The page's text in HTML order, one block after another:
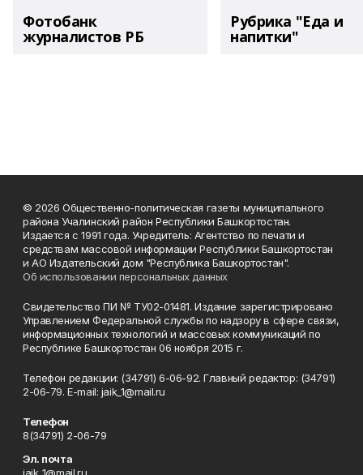
Фотобанк
журналистов РБ
Рубрика "Еда и
напитки"
© 2026 Общественно-политическая газеты муниципального
района Учалинский район Республики Башкортостан.
Издается с 1991 года. Учредитель: Агентство по печати и
средствам массовой информации Республики Башкортостан
и АО Издательский дом "Республика Башкортостан".
Об использовании персональных данных
Свидетельство ПИ № ТУ02-01481. Издание зарегистрировано
Управлением Федеральной службы по надзору в сфере связи,
информационных технологий и массовых коммуникаций по
Республике Башкортостан 06 ноября 2015 г.
Телефон редакции: (34791) 6-06-92. Главный редактор: (34791)
2-06-79. Е-mаil: jaik_1@mail.ru
Телефон
8(34791) 2-06-79
Эл. почта